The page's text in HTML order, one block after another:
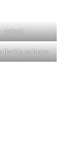
default
florido en Mayo